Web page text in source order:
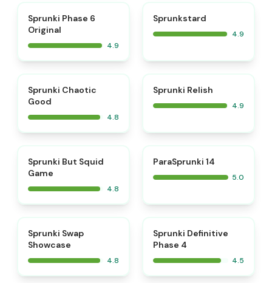
Sprunki Phase 6
Original
4.9
Sprunkstard
4.9
Sprunki Chaotic
Good
4.8
Sprunki Relish
4.9
Sprunki But Squid
Game
4.8
ParaSprunki 14
5.0
Sprunki Swap
Showcase
4.8
Sprunki Definitive
Phase 4
4.5